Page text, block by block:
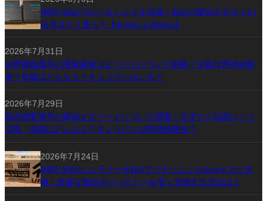
WRX S4のブレーキパッドを交換！効きの変化やダストの
出方はどう違う？【project μ Bspec】
2026年7月31日
矢野雅哉選手の実家家族エピソードについて調査！父親は野球経験
者？母親はどんな人？きょうだいはいる？
2026年7月29日
髙寺望夢選手の家族エピソードについて調査！天才だと話題に！？
父親・母親はどんな人？きょうだいは野球経験者？
2026年7月24日
WRX S4のバッテリーをDIYでパナソニックのカオスに交
換！必要な物品やバッテリーを安く交換する方法は？